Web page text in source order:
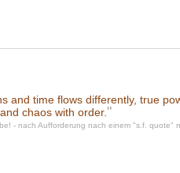
and time flows differently, true
chaos with order. "
- nach Aufforderung nach einem "s.f. quote"